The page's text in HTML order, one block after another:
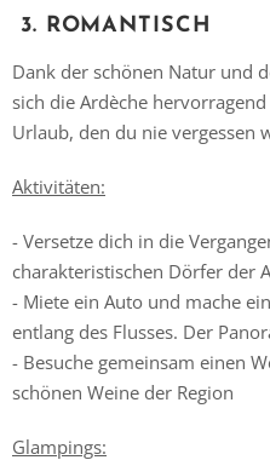
3. ROMANTISCH
Dank der schönen Natur und
sich die Ardèche
Urlaub, den du nie vergessen
Aktivitäten:
- Versetze dich in die
charakteristischen Dörfer der
- Miete ein Auto und mache
entlang des Flusses. Der
- Besuche gemeinsam einen
schönen Weine der Region
Glampings: